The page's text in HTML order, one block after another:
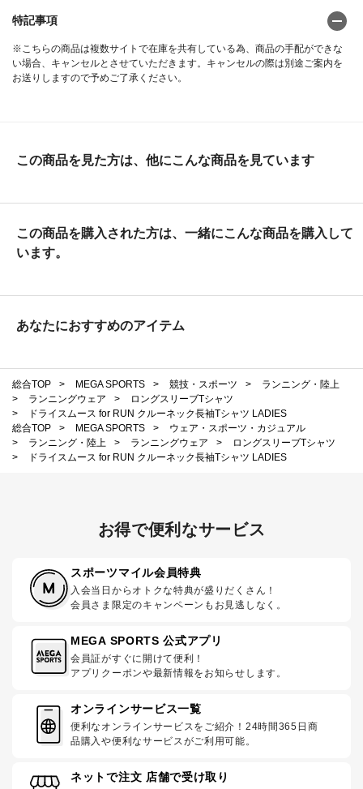
特記事項
※こちらの商品は複数サイトで在庫を共有している為、商品の手配ができな
い場合、キャンセルとさせていただきます。キャンセルの際は別途ご案内を
お送りしますので予めご了承ください。
この商品を見た方は、他にこんな商品を見ています
この商品を購入された方は、一緒にこんな商品を購入して
います。
あなたにおすすめのアイテム
総合TOP > MEGA SPORTS > 競技・スポーツ >
ランニング・陸上
>
ランニングウェア >
ロングスリーブTシャツ
>
ドライスムース for RUN クルーネック長袖Tシャツ LADIES
総合TOP
> MEGA SPORTS >
ウェア・スポーツ・カジュアル
>
ランニング・陸上 > ランニングウェア >
ロングスリーブTシャツ
>
ドライスムース for RUN クルーネック長袖Tシャツ LADIES
お得で便利なサービス
スポーツマイル会員特典
入会当日からオトクな特典が盛りだくさん！
会員さま限定のキャンペーンもお見逃しなく。
MEGA SPORTS 公式アプリ
会員証がすぐに開けて便利！
アプリクーポンや最新情報をお知らせします。
オンラインサービス一覧
便利なオンラインサービスをご紹介！24時間365日商
品購入や便利なサービスがご利用可能。
ネットで注文 店舗で受け取り